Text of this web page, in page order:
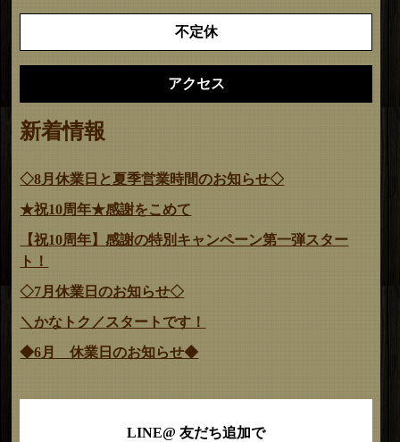
不定休
アクセス
新着情報
◇8月休業日と夏季営業時間のお知らせ◇
★祝10周年★感謝をこめて
【祝10周年】感謝の特別キャンペーン第一弾スター
ト！
◇7月休業日のお知らせ◇
＼かなトク／スタートです！
◆6月 休業日のお知らせ◆
LINE@ 友だち追加で